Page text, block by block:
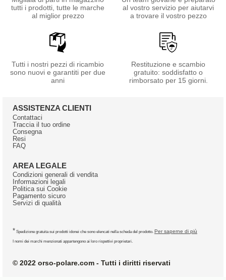
tutti i prodotti, tutte le marche
al miglior prezzo
al vostro servizio per aiutarvi
a trovare il vostro pezzo
Tutti i nostri pezzi di ricambio
sono nuovi e garantiti per due
anni
Restituzione e scambio
gratuito: soddisfatto o
rimborsato per 15 giorni.
ASSISTENZA CLIENTI
Contattaci
Traccia il tuo ordine
Consegna
Resi
FAQ
AREA LEGALE
Condizioni generali di vendita
Informazioni legali
Politica sui Cookie
Pagamento sicuro
Servizi di qualità
* Spedizione gratuita sui prodotti idonei che sono elencati nella scheda del prodotto. Per saperne di più
I nomi dei marchi menzionati appartengono ai loro rispettivi proprietari.
© 2022 orso-polare.com - Tutti i diritti riservati